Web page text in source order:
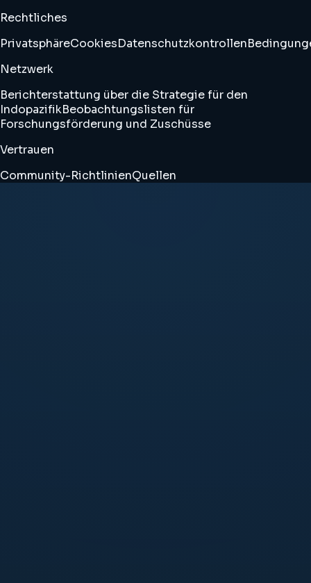
Rechtliches
PrivatsphäreCookiesDatenschutzkontrollen
Netzwerk
Berichterstattung über die Strategie für den
IndopazifikBeobachtungslisten für
Forschungsförderung und Zuschüsse
Vertrauen
Community-RichtlinienQuellen